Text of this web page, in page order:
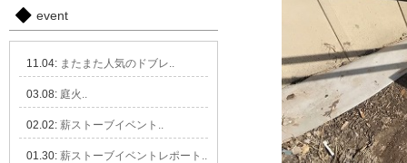
event
11.04: またまた人気のドブレ..
03.08: 庭火..
02.02: 薪ストーブイベント..
01.30: 薪ストーブイベントレポート..